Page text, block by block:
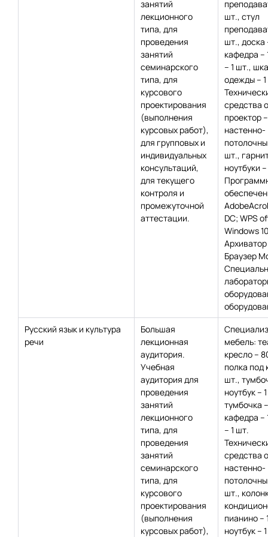
занятий
лекционного
типа, для
проведения
занятий
семинарского
типа, для
курсового
проектирования
(выполнения
курсовых работ),
для групповых и
индивидуальных
консультаций,
для текущего
контроля и
промежуточной
аттестации.
шт., стул
шт., доска
кафедра –
– 1 шт.,
одежды –
средства
проектор
настенно-
шт.,
ноутбуки
DC; WPS
Windows
Браузер
Русский язык и культура
речи
Большая
лекционная
аудитория.
Учебная
аудитория для
проведения
занятий
лекционного
типа, для
проведения
занятий
семинарского
типа, для
курсового
проектирования
(выполнения
курсовых работ),
мебель:
кресло –
полка под
шт.,
ноутбук –
тумбочка
кафедра –
– 1 шт.
средства
настенно-
шт.,
пианино –
ноутбук –